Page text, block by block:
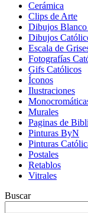
Cerámica
Clips de Arte
Dibujos
Dibujos
Escala de
Fotografías
Gifs Católicos
Íconos
Ilustraciones
Murales
Paginas de
Pinturas ByN
Pinturas
Postales
Retablos
Vitrales
Buscar